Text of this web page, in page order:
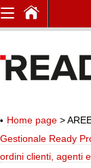
Home page >
Gestionale Ready
ordini clienti, agenti